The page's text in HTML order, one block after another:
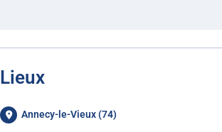
Lieux
Annecy-le-Vieux (74)